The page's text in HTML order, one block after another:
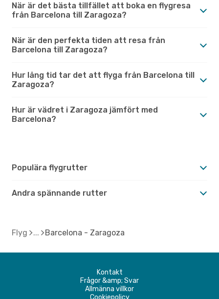
När är det bästa tillfället att boka en flygresa
från Barcelona till Zaragoza?
När är den perfekta tiden att resa från
Barcelona till Zaragoza?
Hur lång tid tar det att flyga från Barcelona till
Zaragoza?
Hur är vädret i Zaragoza jämfört med
Barcelona?
Populära flygrutter
Andra spännande rutter
Flyg Barcelona - Zaragoza
Kontakt
Frågor &amp; Svar
Allmänna villkor
Cookiepolicy